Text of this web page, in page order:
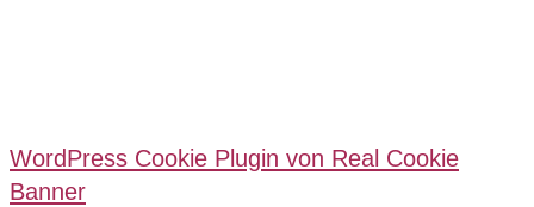
WordPress Cookie Plugin von Real Cookie
Banner